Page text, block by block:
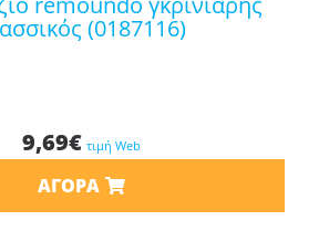
(0187116)
9,69€ τιμή Web
ΑΓΟΡΆ